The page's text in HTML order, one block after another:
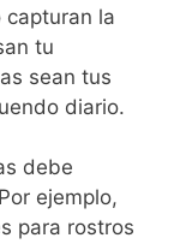
capturan la
tu
sean tus
diario.
debe
ejemplo,
para rostros